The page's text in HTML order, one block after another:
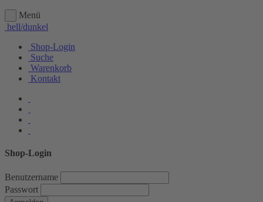
Menü
hell/dunkel
Shop-Login
Suche
Warenkorb
Kontakt
Shop-Login
Benutzername
Passwort